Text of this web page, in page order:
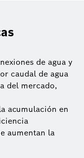
de agua y
caudal de agua
del mercado,
acumulación en
aumentan la